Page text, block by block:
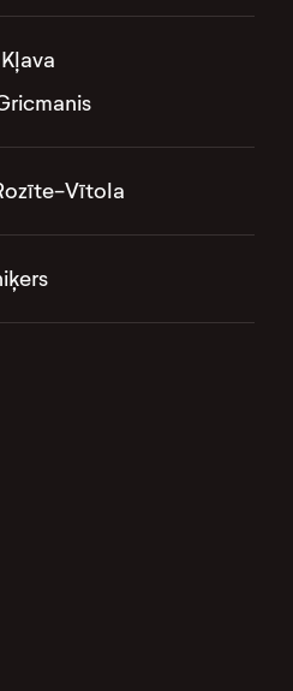
Vītola